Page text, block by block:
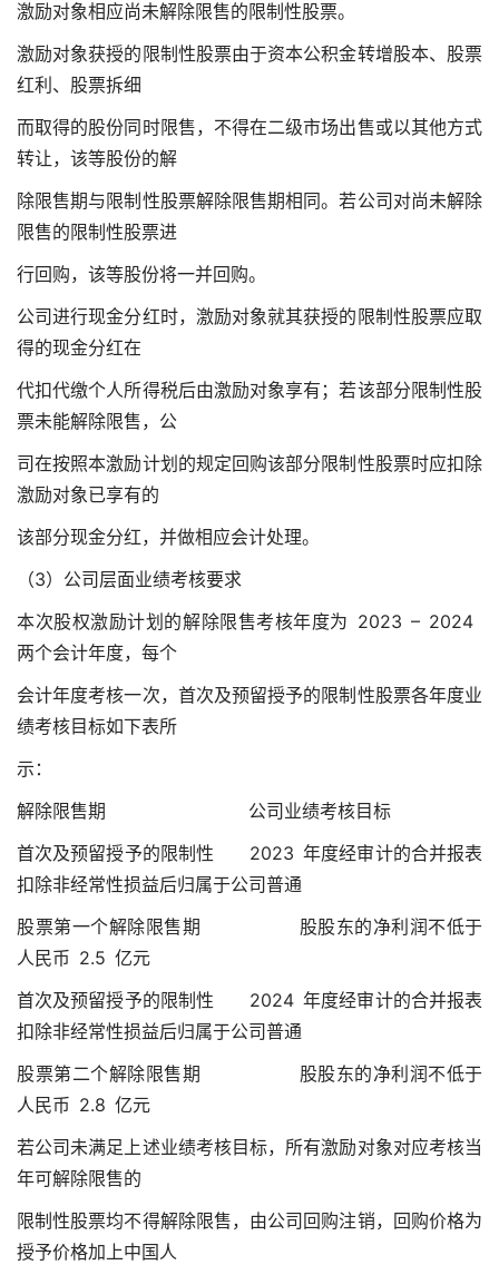
激励对象相应尚未解除限售的限制性股票。
激励对象获授的限制性股票由于资本公积金转增股本、股票
红利、股票拆细
而取得的股份同时限售，不得在二级市场出售或以其他方式
转让，该等股份的解
除限售期与限制性股票解除限售期相同。若公司对尚未解除
限售的限制性股票进
行回购，该等股份将一并回购。
公司进行现金分红时，激励对象就其获授的限制性股票应取
得的现金分红在
代扣代缴个人所得税后由激励对象享有；若该部分限制性股
票未能解除限售，公
司在按照本激励计划的规定回购该部分限制性股票时应扣除
激励对象已享有的
该部分现金分红，并做相应会计处理。
（3）公司层面业绩考核要求
本次股权激励计划的解除限售考核年度为 2023 – 2024
两个会计年度，每个
会计年度考核一次，首次及预留授予的限制性股票各年度业
绩考核目标如下表所
示：
解除限售期 公司业绩考核目标
首次及预留授予的限制性 2023 年度经审计的合并报表
扣除非经常性损益后归属于公司普通
股票第一个解除限售期 股股东的净利润不低于
人民币 2.5 亿元
首次及预留授予的限制性 2024 年度经审计的合并报表
扣除非经常性损益后归属于公司普通
股票第二个解除限售期 股股东的净利润不低于
人民币 2.8 亿元
若公司未满足上述业绩考核目标，所有激励对象对应考核当
年可解除限售的
限制性股票均不得解除限售，由公司回购注销，回购价格为
授予价格加上中国人